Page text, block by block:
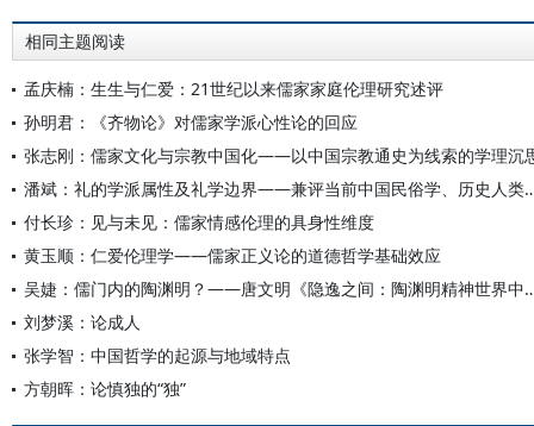
相同主题阅读
孟庆楠：生生与仁爱：21世纪以来儒家家庭伦理研究述评
孙明君：《齐物论》对儒家学派心性论的回应
张志刚：儒家文化与宗教中国化——以中国宗教通史为线索的学理沉
潘斌：礼的学派属性及礼学边界
付长珍：见与未见：儒家情感伦理的具身性维度
黄玉顺：仁爱伦理学——儒家正义论的道德哲学基础效应
吴婕：儒门内的陶渊明？——唐文明《
刘梦溪：论成人
张学智：中国哲学的起源与地域特点
方朝晖：论慎独的“独”